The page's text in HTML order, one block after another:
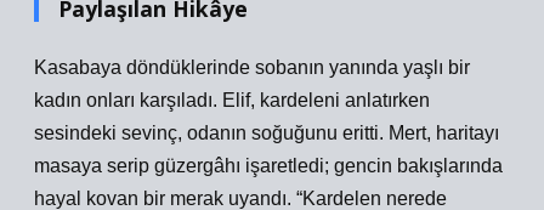
Paylaşılan Hikâye
Kasabaya döndüklerinde sobanın yanında yaşlı bir
kadın onları karşıladı. Elif, kardeleni anlatırken
sesindeki sevinç, odanın soğuğunu eritti. Mert, haritayı
masaya serip güzergâhı işaretledi; gencin bakışlarında
hayal kovan bir merak uyandı. “Kardelen nerede